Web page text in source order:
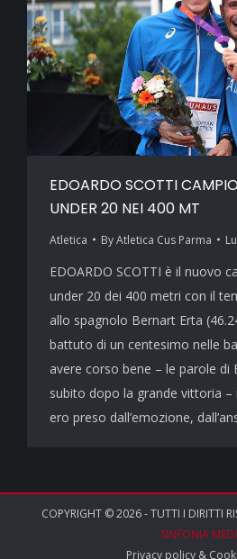
EDOARDO SCOTTI
UNDER 20 NEI 400 MT
Atletica ByAtletica Cus Parma
EDOARDO SCOTTI è il nuovo
under 20 dei 400 metri con il
allo spagnolo Bernart Erta
battuto di un centesimo nelle
avere corso bene – le parole di
subito dopo la grande vittoria
ero preso dall’emozione,
COPYRIGHT © 2026 - TUTTI I DIRITTI
SINFONIA
Privacy policy&